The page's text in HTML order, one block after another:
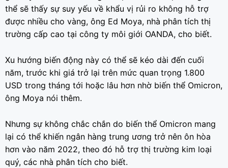
thể sẽ thấy sự suy yếu về khẩu vị rủi ro không hỗ trợ
được nhiều cho vàng, ông Ed Moya, nhà phân tích thị
trường cấp cao tại công ty môi giới OANDA, cho biết.
Xu hướng biến động này có thể sẽ kéo dài đến cuối
năm, trước khi giá trở lại trên mức quan trọng 1.800
USD trong tháng tới hoặc lâu hơn nhờ biến thể Omicron,
ông Moya nói thêm.
Nhưng sự không chắc chắn do biến thể Omicron mang
lại có thể khiến ngân hàng trung ương trở nên ôn hòa
hơn vào năm 2022, theo đó hỗ trợ thị trường kim loại
quý, các nhà phân tích cho biết.